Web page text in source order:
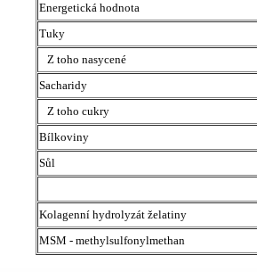
Energetická hodnota
Tuky
Z toho nasycené
Sacharidy
Z toho cukry
Bílkoviny
Sůl
Kolagenní hydrolyzát želatiny
MSM - methylsulfonylmethan